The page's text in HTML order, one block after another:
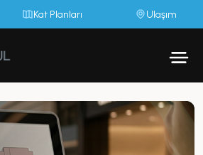
Kat Planları Ulaşım